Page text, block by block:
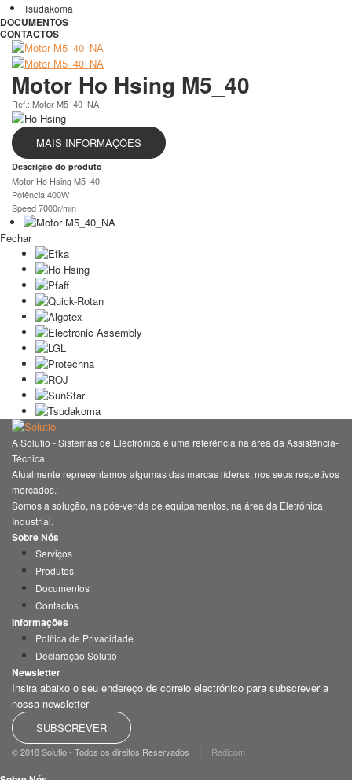
Tsudakoma
DOCUMENTOS
CONTACTOS
Motor Ho Hsing M5_40
Ref.: Motor M5_40_NA
MAIS INFORMAÇÕES
Descrição do produto
Motor Ho Hsing M5_40
Potência 400W
Speed 7000r/min
Fechar
A Solutio - Sistemas de Electrónica é uma referência na área da Assistência-
Técnica.
Atualmente representamos algumas das marcas líderes, nos seus respetivos
mercados.
Somos a solução, na pós-venda de equipamentos, na área da Eletrónica
Industrial.
Sobre Nós
Serviços
Produtos
Documentos
Contactos
Informações
Política de Privacidade
Declaração Solutio
Newsletter
Insira abaixo o seu endereço de correio electrónico para subscrever a
nossa newsletter
SUBSCREVER
© 2018 Solutio - Todos os direitos Reservados Redicom